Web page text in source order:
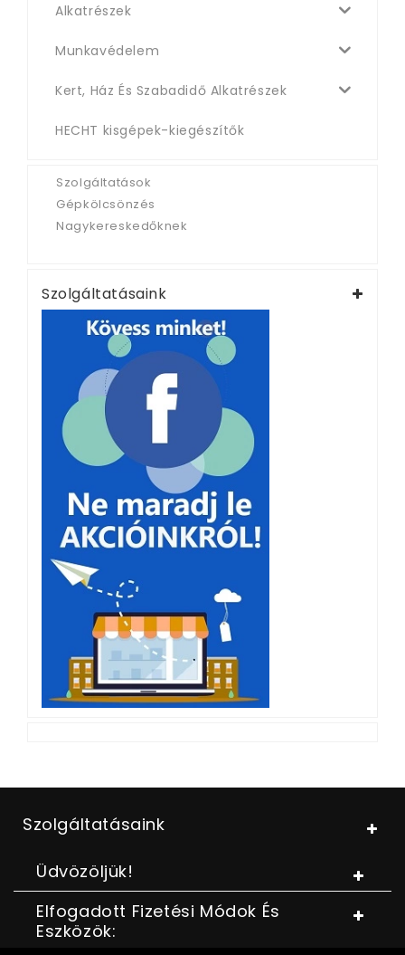
Alkatrészek
Munkavédelem
Kert, Ház És Szabadidő Alkatrészek
HECHT kisgépek-kiegészítők
Szolgáltatások
Gépkölcsönzés
Nagykereskedőknek
Szolgáltatásaink
Szolgáltatásaink
Üdvözöljük!
Elfogadott Fizetési Módok És
Eszközök: